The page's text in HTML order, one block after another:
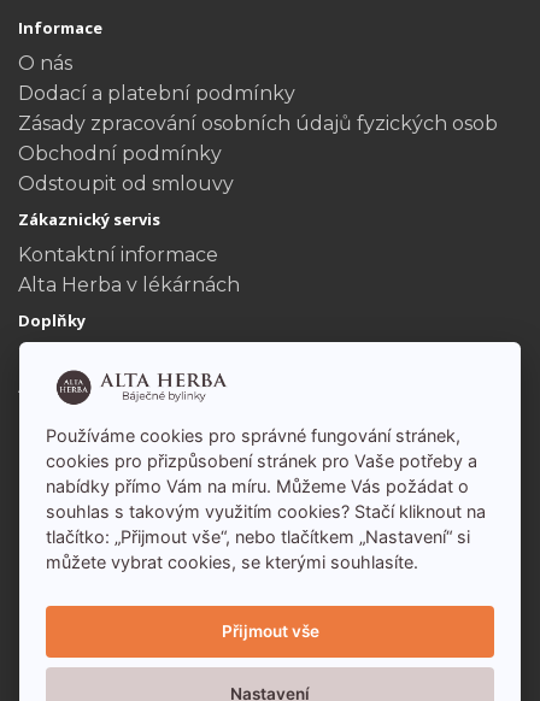
Informace
O nás
Dodací a platební podmínky
Zásady zpracování osobních údajů fyzických osob
Obchodní podmínky
Odstoupit od smlouvy
Zákaznický servis
Kontaktní informace
Alta Herba v lékárnách
Doplňky
Dárkové poukazy
Akční nabídka
Můj účet
Historie objednávek
Používáme cookies pro správné fungování stránek,
cookies pro přizpůsobení stránek pro Vaše potřeby a
nabídky přímo Vám na míru. Můžeme Vás požádat o
souhlas s takovým využitím cookies? Stačí kliknout na
tlačítko: „Přijmout vše“, nebo tlačítkem „Nastavení“ si
můžete vybrat cookies, se kterými souhlasíte.
Přijmout vše
Nastavení